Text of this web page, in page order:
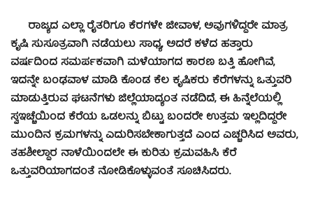
ರಾಜ್ಯದ ಎಲ್ಲಾ ರೈತರಿಗೂ ಕೆರಗಳೇ ಜೀವಾಳ, ಅವುಗಳಿದ್ದರೇ ಮಾತ್ರ
ಕೃಷಿ ಸುಸೂತ್ರವಾಗಿ ನಡೆಯಲು ಸಾಧ್ಯ, ಅದರೆ ಕಳೆದ ಹತ್ತಾರು
ವರ್ಷದಿಂದ ಸಮರ್ಪಕವಾಗಿ ಮಳೆಯಾಗದ ಕಾರಣ ಬತ್ತಿ ಹೋಗಿವೆ,
ಇದನ್ನೇ ಬಂಢವಾಳ ಮಾಡಿ ಕೊಂಡ ಕೆಲ ಕೃಷಿಕರು ಕೆರೆಗಳನ್ನು ಒತ್ತುವರಿ
ಮಾಡುತ್ತಿರುವ ಘಟನೆಗಳು ಜಿಲ್ಲೆಯಾದ್ಯಂತ ನಡೆದಿದೆ, ಈ ಹಿನ್ನೆಲೆಯಲ್ಲಿ
ಸ್ವಇಚ್ಚೆಯಿಂದ ಕೆರೆಯ ಒಡಲನ್ನು ಬಿಟ್ಟು ಬಂದರೇ ಉತ್ತಮ ಇಲ್ಲದಿದ್ದರೇ
ಮುಂದಿನ ಕ್ರಮಗಳನ್ನು ಎದುರಿಸಬೇಕಾಗುತ್ತದೆ ಎಂದ ಎಚ್ಚರಿಸಿದ ಅವರು,
ತಹಶೀಲ್ದಾರ ನಾಳೆಯಿಂದಲೇ ಈ ಕುರಿತು ಕ್ರಮವಹಿಸಿ ಕೆರೆ
ಒತ್ತುವರಿಯಾಗದಂತೆ ನೋಡಿಕೊಳ್ಳುವಂತೆ ಸೂಚಿಸಿದರು.